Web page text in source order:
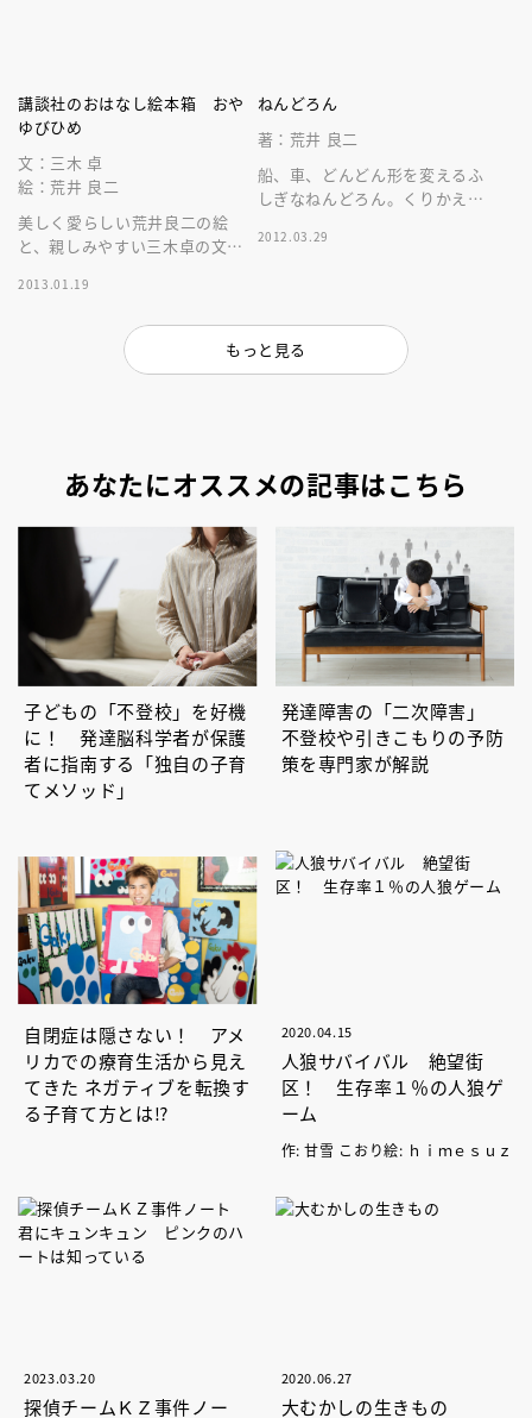
講談社のおはなし絵本箱 おや
ゆびひめ
文：三木 卓
絵：荒井 良二
美しく愛らしい荒井良二の絵
と、親しみやすい三木卓の文章
さらに広げてくれます。
2013.01.19
ねんどろん
著：荒井 良二
船、車、どんどん形を変えるふ
しぎなねんどろん。くりかえさ
かな荒井良二の世界が広がる絵
2012.03.29
もっと見る
あなたにオススメの記事はこちら
子どもの「不登校」を好機
に！ 発達脳科学者が保護
者に指南する「独自の子育
てメソッド」
発達障害の「二次障害」
不登校や引きこもりの予防
策を専門家が解説
自閉症は隠さない！ アメ
リカでの療育生活から見え
てきた ネガティブを転換す
る子育て方とは⁉
2020.04.15
人狼サバイバル 絶望街
区！ 生存率１％の人狼ゲ
ーム
作: 甘雪 こおり絵: ｈｉｍｅｓｕｚ
2023.03.20
探偵チームＫＺ事件ノー
2020.06.27
大むかしの生きもの